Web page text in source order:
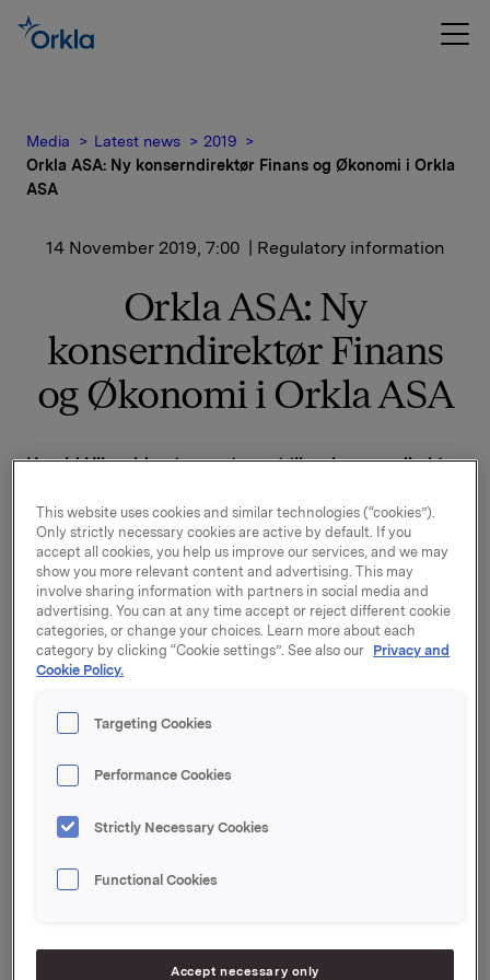
Media Latest news
2019
Orkla ASA: Ny konserndirektør Finans og Økonomi i Orkla
ASA
14 November 2019, 7:00 | Regulatory information
Orkla ASA: Ny
konserndirektør Finans
og Økonomi i Orkla ASA
Harald Ullevoldsæter er utnevnt til ny konserndirektør
2020. Han etterfølger Jens Bjørn Staff, som skal bli
CEO i Skagerak Energi.
Harald Ullevoldsæter (56) kom tilbake til Orkla
tidligere i år, etter å ha vært konserndirektør Økonomi
og IKT i Nortura SA siden 2014. Fra 1996 til 2014 jobbet
Ullevoldsæter i Orkla, hvor han har hatt en rekke
lederstillinger innen økonomi og finans, deriblant som
Brands og Orkla Brands Nordic. Ullevoldsæter har
Han er utdannet siviløkonom fra BI.
Ullevoldsæter etterfølger Jens Bjørn Staff (52), som
har vært konserndirektør Finans og Økonomi i Orkla
Chief Executive Officer (CEO) i Skagerak Energi, som
senest 1. juni 2020.
This website uses cookies and similar technologies (“cookies”).
Only strictly necessary cookies are active by default. If you
accept all cookies, you help us improve our services, and we may
show you more relevant content and advertising. This may
involve sharing information with partners in social media and
advertising. You can at any time accept or reject different cookie
categories, or change your choices. Learn more about each
category by clicking “Cookie settings”. See also our Privacy and
Cookie Policy.
Targeting Cookies
Performance Cookies
Strictly Necessary Cookies
Functional Cookies
Accept necessary only